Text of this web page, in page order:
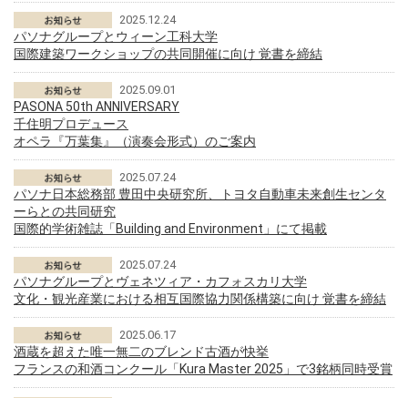
2025.12.24
パソナグループとウィーン工科大学
国際建築ワークショップの共同開催に向け 覚書を締結
2025.09.01
PASONA 50th ANNIVERSARY
千住明プロデュース
オペラ『万葉集』（演奏会形式）のご案内
2025.07.24
パソナ日本総務部 豊田中央研究所、トヨタ自動車未来創生センタ
ーらとの共同研究
国際的学術雑誌「Building and Environment」にて掲載
2025.07.24
パソナグループとヴェネツィア・カフォスカリ大学
文化・観光産業における相互国際協力関係構築に向け 覚書を締結
2025.06.17
酒蔵を超えた唯一無二のブレンド古酒が快挙
フランスの和酒コンクール「Kura Master 2025」で3銘柄同時受賞